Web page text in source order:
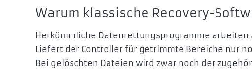
Warum klassische Recovery-
Herkömmliche Datenrettungsprogramme
Liefert der Controller für getrimmte Bereiche nur
Bei gelöschten Dateien wird zwar noch der